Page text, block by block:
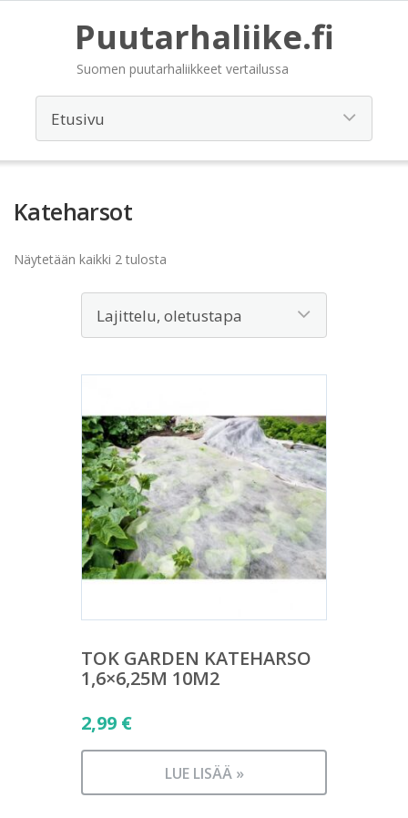
Puutarhaliike.fi
Suomen puutarhaliikkeet vertailussa
Kateharsot
Näytetään kaikki 2 tulosta
TOK GARDEN KATEHARSO
1,6×6,25M 10M2
2,99 €
LUE LISÄÄ »